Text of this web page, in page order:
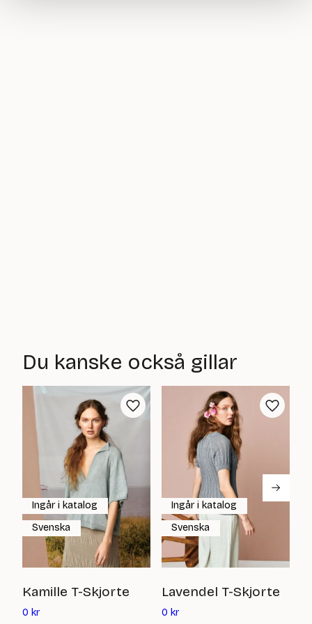
Du kanske också gillar
Kamille T-Skjorte
0 krDet
Ingår i katalog
Svenska
Lavendel T-Skjorte
0 krDet
Ingår i katalog
Svenska